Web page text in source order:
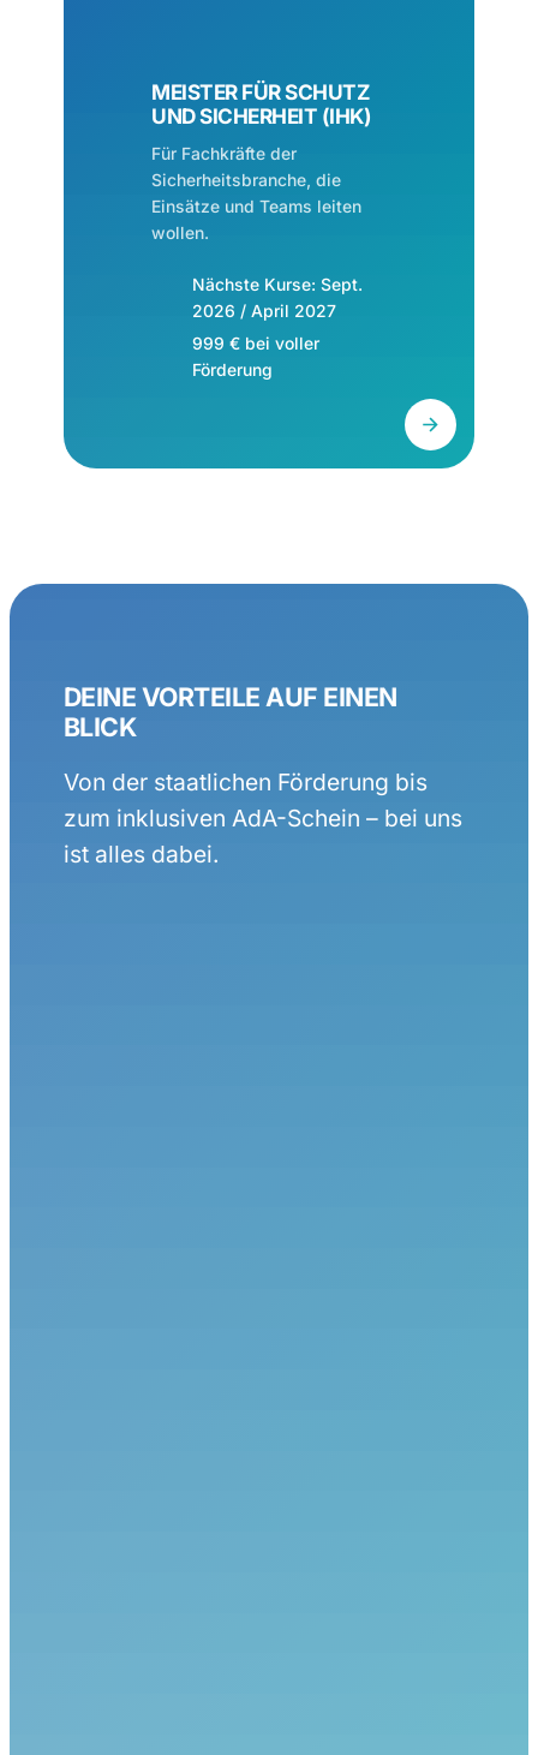
MEISTER FÜR SCHUTZ
UND SICHERHEIT (IHK)
Für Fachkräfte der
Sicherheitsbranche, die
Einsätze und Teams leiten
wollen.
Nächste Kurse: Sept.
2026 / April 2027
999 € bei voller
Förderung
DEINE VORTEILE AUF EINEN
BLICK
Von der staatlichen Förderung bis
zum inklusiven AdA-Schein – bei uns
ist alles dabei.